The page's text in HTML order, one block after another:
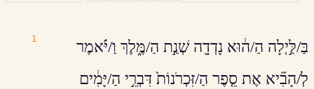
1
בַּ/לַּ֣יְלָה הַ/ה֔וּא נָדְדָ֖ה שְׁנַ֣ת הַ/מֶּ֑לֶךְ וַ/יֹּ֗אמֶר
לְ/הָבִ֞יא אֶת סֵ֤פֶר הַ/זִּכְרֹנוֹת֙ דִּבְרֵ֣י הַ/יָּמִ֔ים